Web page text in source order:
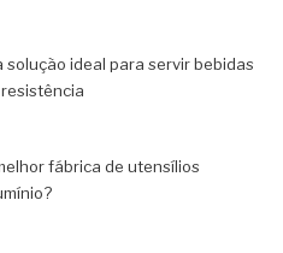
solução ideal para servir bebidas
fábrica de utensílios